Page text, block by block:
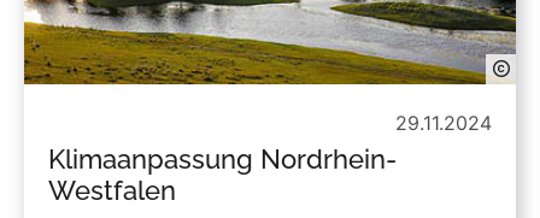
29.11.2024
Klimaanpassung Nordrhein-
Westfalen